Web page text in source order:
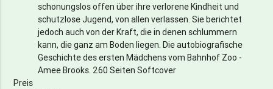
schonungslos offen über ihre verlorene Kindheit und
schutzlose Jugend, von allen verlassen. Sie berichtet
jedoch auch von der Kraft, die in denen schlummern
kann, die ganz am Boden liegen. Die autobiografische
Geschichte des ersten Mädchens vom Bahnhof Zoo -
Amee Brooks. 260 Seiten Softcover
Preis